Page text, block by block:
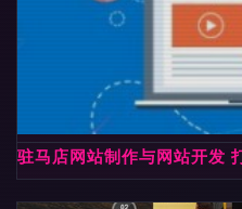
驻马店网站制作与网站开发